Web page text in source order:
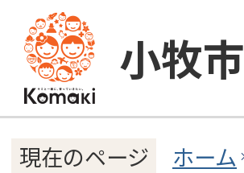
小牧市
現在のページ ホーム